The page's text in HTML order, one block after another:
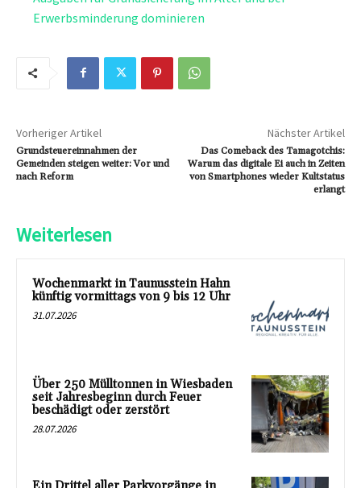
Erwerbsminderung dominieren
Vorheriger Artikel
Grundsteuereinnahmen der
Gemeinden steigen weiter: Vor und
nach Reform
Nächster Artikel
Das Comeback des Tamagotchis:
Warum das digitale Ei auch in Zeiten
von Smartphones wieder Kultstatus
erlangt
Weiterlesen
Wochenmarkt in Taunusstein Hahn
künftig vormittags von 9 bis 12 Uhr
31.07.2026
Über 250 Mülltonnen in Wiesbaden
seit Jahresbeginn durch Feuer
beschädigt oder zerstört
28.07.2026